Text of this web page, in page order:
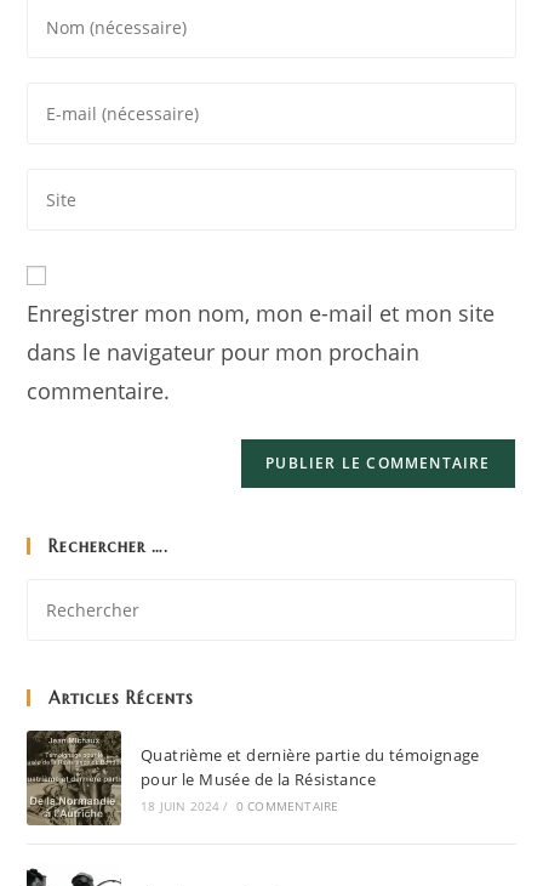
Enregistrer mon nom, mon e-mail et mon site
dans le navigateur pour mon prochain
commentaire.
Rechercher ….
Articles Récents
Quatrième et dernière partie du témoignage
pour le Musée de la Résistance
18 JUIN 2024 / 0 COMMENTAIRE